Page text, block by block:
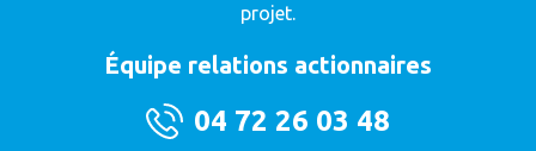
projet.
Équipe relations actionnaires
04 72 26 03 48